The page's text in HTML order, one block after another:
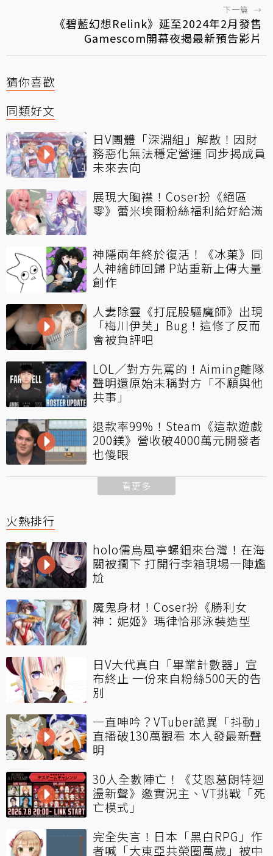
下一篇 →
《碧藍幻想Relink》延至2024年2月發售
Gamescom開幕夜揭最新預告影片
猜你喜歡
同類好文
日V團體「深淵組」解散！因財
務惡化無法穩定營運 同步揭成員
未來去向
展現大胸襟！Coser扮《絕區
零》蕾米埃爾粉絲福利給好給滿
神隱兩年終於復活！《冰菓》同
人神繪師回歸 P站重新上傳大量
創作
人妻除靈《打屁股驅魔師》出現
「梅川伊芙」Bug！這修了反而
會被負評吧
LOL／對方先罵的！Aiming離隊
聲明還原始末稱對方「不願與他
共事」
退款率99%！Steam《這款遊戲
200鎂》營收破4000萬元開發者
也傻眼
看更多
火熱排行
holo儒烏風亭螺鈿來台灣！在海
關被攔下 打開行李箱現場一陣尷
尬
魔鬼身材！Coser扮《勝利女
神：妮姬》瑪律恰那泳裝造型
日V大代真白「畢業計數器」宣
布終止 一份來自粉絲500天的告
別
一直呻吟？VTuber詭異「抖動」
直播破130萬觀看 本人發最新聲
明
30人全數陣亡！《艾恩葛朗特迴
盪新聲》邀實況主、VT挑戰「死
亡模式」
完全失言！日本「黑白RPG」作
者喊「大東亞共榮圈萬歲」被中